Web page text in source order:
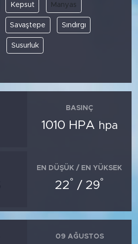
Kepsut Manyas
Savaştepe Sındırgı
Susurluk
BASINÇ
1010 HPA hpa
EN DÜŞÜK / EN YÜKSEK
22° / 29°
09 AĞUSTOS